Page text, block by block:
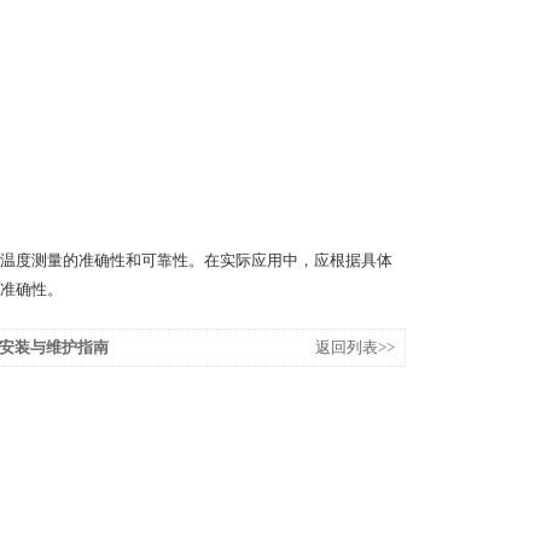
测量的准确性和可靠性。在实际应用中，应根据具体
确性。
装与维护指南 返回列表>>